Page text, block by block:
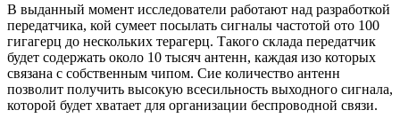
В выданный момент исследователи работают над разработкой
передатчика, кой сумеет посылать сигналы частотой ото 100
гигагерц до нескольких терагерц. Такого склада передатчик
будет содержать около 10 тысяч антенн, каждая изо которых
связана с собственным чипом. Сие количество антенн
позволит получить высокую всесильность выходного сигнала,
которой будет хватает для организации беспроводной связи.